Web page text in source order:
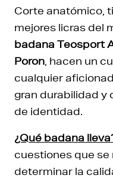
Corte anatómico,
mejores licras del
badana Teosport
Poron , hacen un
cualquier
gran durabilidad y
de identidad.
¿Qué badana
cuestiones que se
determinar la